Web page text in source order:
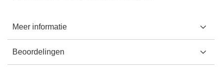
Meer informatie
Beoordelingen